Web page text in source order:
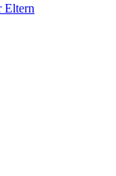
Eltern